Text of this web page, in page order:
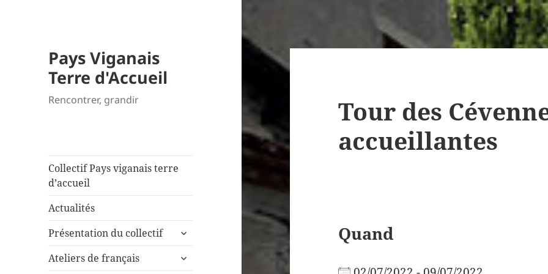
Pays Viganais
Terre d'Accueil
Rencontrer, grandir
Collectif Pays viganais terre
d’accueil
Actualités
Présentation du collectif
ouvrir
sous-
Ateliers de français
ouvrir
Tour des
accueillantes
Quand